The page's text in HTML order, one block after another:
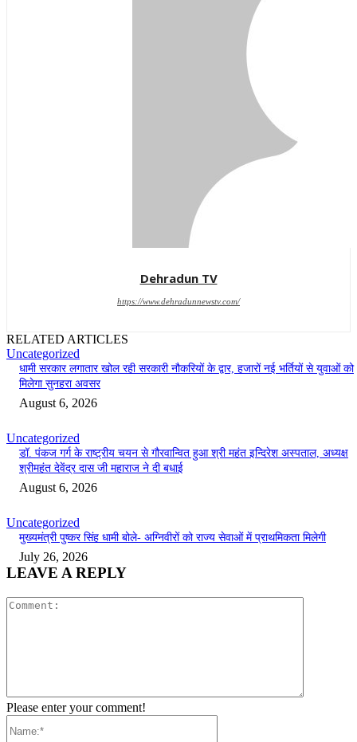
Dehradun TV
https://www.dehradunnewstv.com/
RELATED ARTICLES
Uncategorized
धामी सरकार लगातार खोल रही सरकारी नौकरियों के द्वार, हजारों नई भर्तियों से युवाओं को
मिलेगा सुनहरा अवसर
August 6, 2026
Uncategorized
डॉ. पंकज गर्ग के राष्ट्रीय चयन से गौरवान्वित हुआ श्री महंत इन्दिरेश अस्पताल, अध्यक्ष
श्रीमहंत देवेंद्र दास जी महाराज ने दी बधाई
August 6, 2026
Uncategorized
मुख्यमंत्री पुष्कर सिंह धामी बोले- अग्निवीरों को राज्य सेवाओं में प्राथमिकता मिलेगी
July 26, 2026
LEAVE A REPLY
Please enter your comment!